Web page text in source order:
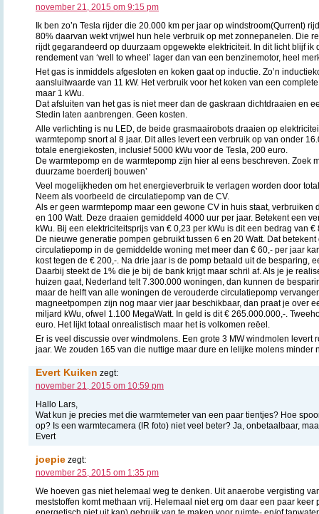
november 21, 2015 om 9:15 pm
Ik ben zo’n Tesla rijder die 20.000 km per jaar op windstroom(Qurrent)
80% daarvan wekt vrijwel hun hele verbruik op met zonnepanelen. Die
rijdt gegarandeerd op duurzaam opgewekte elektriciteit. In dit licht blijf ik
rendement van ‘well to wheel’ lager dan van een benzinemotor, heel
Het gas is inmiddels afgesloten en koken gaat op inductie. Zo’n
aansluitwaarde van 11 kW. Het verbruik voor het koken van een
maar 1 kWu.
Dat afsluiten van het gas is niet meer dan de gaskraan dichtdraaien en
Stedin laten aanbrengen. Geen kosten.
Alle verlichting is nu LED, de beide grasmaairobots draaien op
warmtepomp snort al 8 jaar. Dit alles levert een verbruik op van onder
totale energiekosten, inclusief 5000 kWu voor de Tesla, 200 euro.
De warmtepomp en de warmtepomp zijn hier al eens beschreven. Zoek
duurzame boerderij bouwen’
Veel mogelijkheden om het energieverbruik te verlagen worden door
Neem als voorbeeld de circulatiepomp van de CV.
Als er geen warmtepomp maar een gewone CV in huis staat, verbruiken
en 100 Watt. Deze draaien gemiddeld 4000 uur per jaar. Betekent een
kWu. Bij een elektriciteitsprijs van € 0,23 per kWu is dit een bedrag van €
De nieuwe generatie pompen gebruikt tussen 6 en 20 Watt. Dat
circulatiepomp in de gemiddelde woning met meer dan € 60,- per jaar
kost tegen de € 200,-. Na drie jaar is de pomp betaald uit de besparing,
Daarbij steekt de 1% die je bij de bank krijgt maar schril af. Als je je
huizen gaat, Nederland telt 7.300.000 woningen, dan kunnen de
maar de helft van alle woningen de verouderde circulatiepomp
magneetpompen zijn nog maar vier jaar beschikbaar, dan praat je over
miljard kWu, ofwel 1.100 MegaWatt. In geld is dit € 265.000.000,-.
euro. Het lijkt totaal onrealistisch maar het is volkomen reëel.
Er is veel discussie over windmolens. Een grote 3 MW windmolen levert
jaar. We zouden 165 van die nuttige maar dure en lelijke molens minder
Evert Kuiken zegt:
november 21, 2015 om 10:59 pm
Hallo Lars,
Wat kun je precies met die warmtemeter van een paar tientjes? Hoe
op? Is een warmtecamera (IR foto) niet veel beter? Ja, onbetaalbaar,
Evert
joepie zegt:
november 25, 2015 om 1:35 pm
We hoeven gas niet helemaal weg te denken. Uit anaerobe vergisting
meststoffen komt methaan vrij. Helemaal niet erg om daar een paar keer